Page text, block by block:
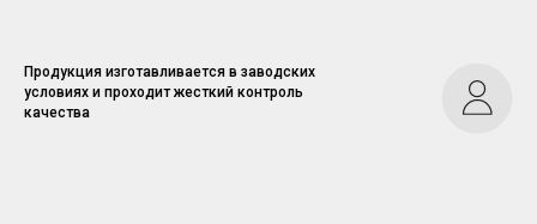
Продукция изготавливается в заводских
условиях и проходит жесткий контроль
качества